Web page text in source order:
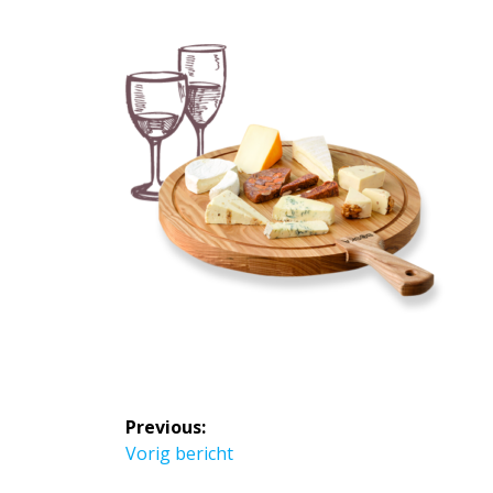
Bericht
navigatie
Previous:
Previous
Vorig bericht